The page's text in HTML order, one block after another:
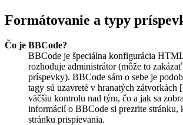
Formátovanie a typy
Čo je BBCode?
BBCode je špeciálna konfigurácia
rozhoduje administrátor (môže to
príspevky). BBCode sám o sebe je
tagy sú uzavreté v hranatých zátvorkách
väčšiu kontrolu nad tým, čo a jak sa
informácií o BBCode si prezrite stránku,
stránku prispievania.